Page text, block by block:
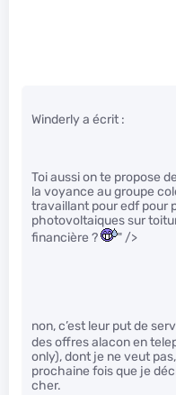
Winderly a écrit :
Toi aussi on te propose
la voyance au groupe
travaillant pour edf pour
photovoltaiques sur
financière ?
" />
non, c’est leur putde
des offres alacon en
only), dont je ne veut
prochaine fois que je
cher.